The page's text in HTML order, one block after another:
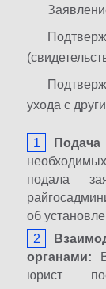
ухода с
подала
об
органами:
юрист